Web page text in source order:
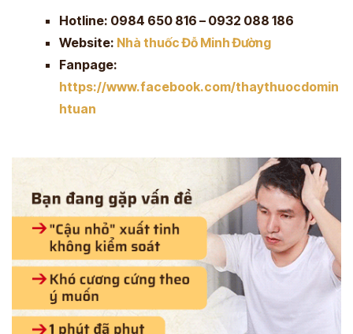
Hotline: 0984 650 816 – 0932 088 186
Website: Nhà thuốc Đỗ Minh Đường
Fanpage:
https://www.facebook.com/thaythuocdomin
htuan